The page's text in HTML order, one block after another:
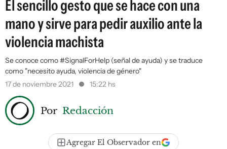
El sencillo gesto que se hace con una
mano y sirve para pedir auxilio ante la
violencia machista
Se conoce como #SignalForHelp (señal de ayuda) y se traduce
como "necesito ayuda, violencia de género"
17 de noviembre 2021
15:22 hs
Por Redacción
Agregar El Observador en